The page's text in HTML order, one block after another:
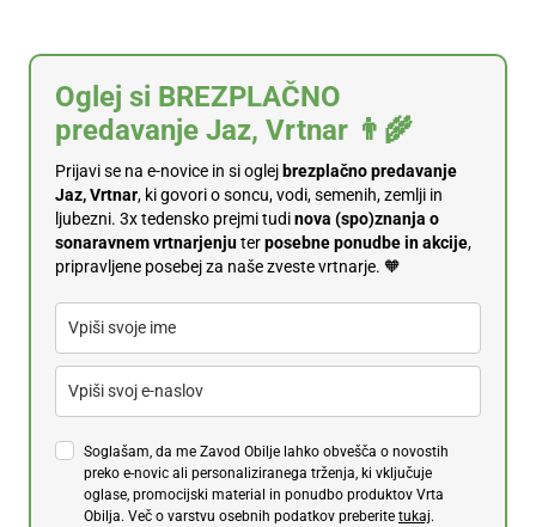
Oglej si BREZPLAČNO
predavanje Jaz, Vrtnar 👨‍🌾
Prijavi se na e-novice in si oglej brezplačno predavanje
Jaz, Vrtnar, ki govori o soncu, vodi, semenih, zemlji in
ljubezni. 3x tedensko prejmi tudinova (spo)znanja o
sonaravnem vrtnarjenjuterposebne ponudbe in akcije,
pripravljene posebej za naše zveste vrtnarje. 🧡
Soglašam, da me Zavod Obilje lahko obvešča o novostih
preko e-novic ali personaliziranega trženja, ki vključuje
oglase, promocijski material in ponudbo produktov Vrta
Obilja. Več o varstvu osebnih podatkov preberite tukaj.